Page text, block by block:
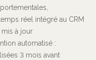
réel intégré au CRM
à jour
automatisé :
3 mois avant